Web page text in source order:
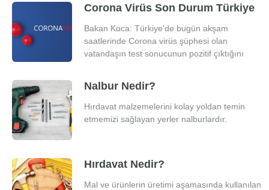
Corona Virüs Son Durum Türkiye
Bakan Koca: Türkiye'de bugün akşam
saatlerinde Corona virüs şüphesi olan
vatandaşın test sonucunun pozitif çıktığını
Nalbur Nedir?
Hırdavat malzemelerini kolay yoldan temin
etmemizi sağlayan yerler nalburlardır.
Hırdavat Nedir?
Mal ve ürünlerin üretimi aşamasında kullanılan